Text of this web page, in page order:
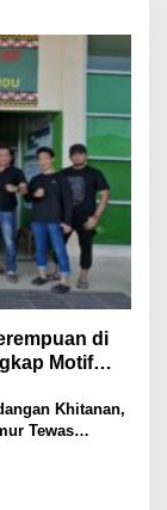
di
Motif
Khitanan,
Tewas